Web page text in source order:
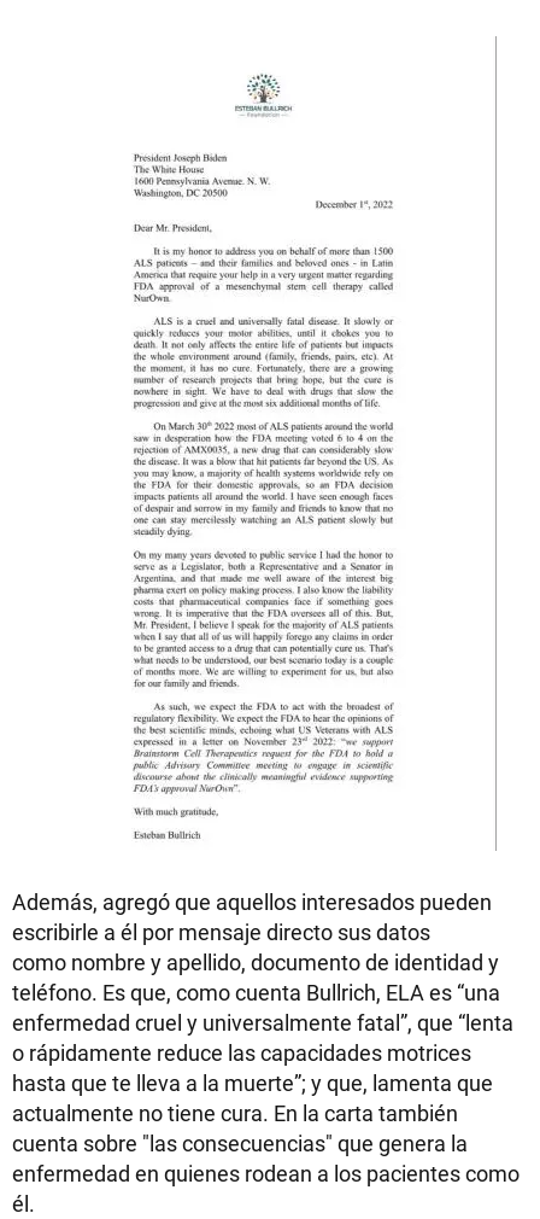
Además, agregó que aquellos interesados pueden
escribirle a él por mensaje directo sus datos
como nombre y apellido, documento de identidad y
teléfono. Es que, como cuenta Bullrich, ELA es “una
enfermedad cruel y universalmente fatal”, que “lenta
o rápidamente reduce las capacidades motrices
hasta que te lleva a la muerte”; y que, lamenta que
actualmente no tiene cura. En la carta también
cuenta sobre "las consecuencias" que genera la
enfermedad en quienes rodean a los pacientes como
él.